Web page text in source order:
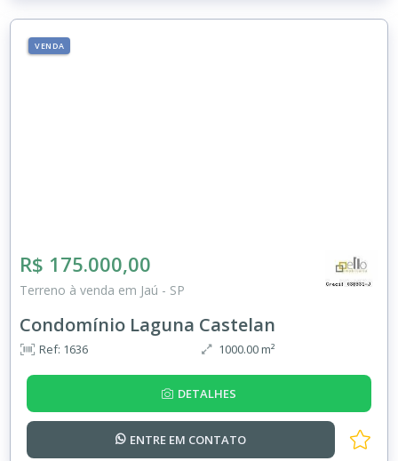
VENDA
R$ 175.000,00
Terreno à venda em Jaú - SP
Condomínio Laguna Castelan
Ref: 1636 1000.00 m²
DETALHES
ENTRE EM CONTATO